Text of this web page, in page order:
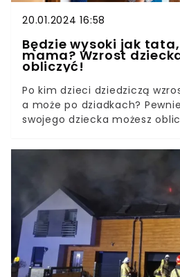
20.01.2024 16:58
Będzie wysoki jak
mama? Wzrost
obliczyć!
Po kim dzieci dziedziczą
a może po dziadkach?
swojego dziecka możesz
wpływ na wygląd naszych
przypadków. Na wiele cech,
wpływa dodatkowo tryb
wiele możemy przewidzieć,
możemy obliczyć i to nawet